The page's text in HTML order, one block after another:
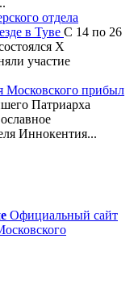
отдела
в Туве С 14 по 26
X
участие
Московского прибыл
Патриарха
Иннокентия...
Официальный сайт